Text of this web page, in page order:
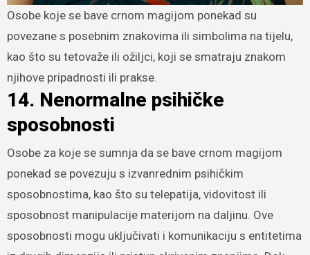
Osobe koje se bave crnom magijom ponekad su
povezane s posebnim znakovima ili simbolima na tijelu,
kao što su tetovaže ili ožiljci, koji se smatraju znakom
njihove pripadnosti ili prakse.
14. Nenormalne psihičke
sposobnosti
Osobe za koje se sumnja da se bave crnom magijom
ponekad se povezuju s izvanrednim psihičkim
sposobnostima, kao što su telepatija, vidovitost ili
sposobnost manipulacije materijom na daljinu. Ove
sposobnosti mogu uključivati i komunikaciju s entitetima